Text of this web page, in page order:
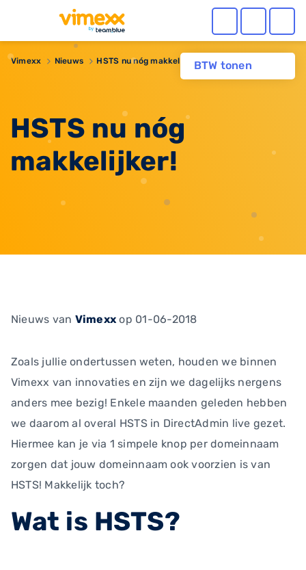
BTW tonen
Vimexx Nieuws HSTS nu nóg makkelijker!
HSTS nu nóg
makkelijker!
Nieuws van Vimexx op 01-06-2018
Zoals jullie ondertussen weten, houden we binnen
Vimexx van innovaties en zijn we dagelijks nergens
anders mee bezig! Enkele maanden geleden hebben
we daarom al overal HSTS in DirectAdmin live gezet.
Hiermee kan je via 1 simpele knop per domeinnaam
zorgen dat jouw domeinnaam ook voorzien is van
HSTS! Makkelijk toch?
Wat is HSTS?